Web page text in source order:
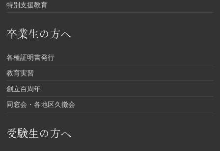
特別支援教育
卒業生の方へ
各種証明書発行
教育実習
創立百周年
同窓会・各地区久徴会
受験生の方へ